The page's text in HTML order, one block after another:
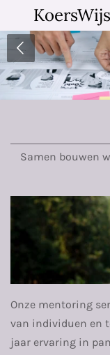
direct
naar
de
hoofdinhoud
Samen bouwen
Onze mentoring
van individuen en
jaar ervaring in